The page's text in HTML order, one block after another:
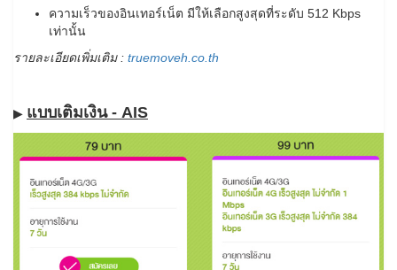
ความเร็วของอินเทอร์เน็ต มีให้เลือกสูงสุดที่ระดับ 512 Kbps
เท่านั้น
รายละเอียดเพิ่มเติม : truemoveh.co.th
▶​ แบบเติมเงิน - AIS